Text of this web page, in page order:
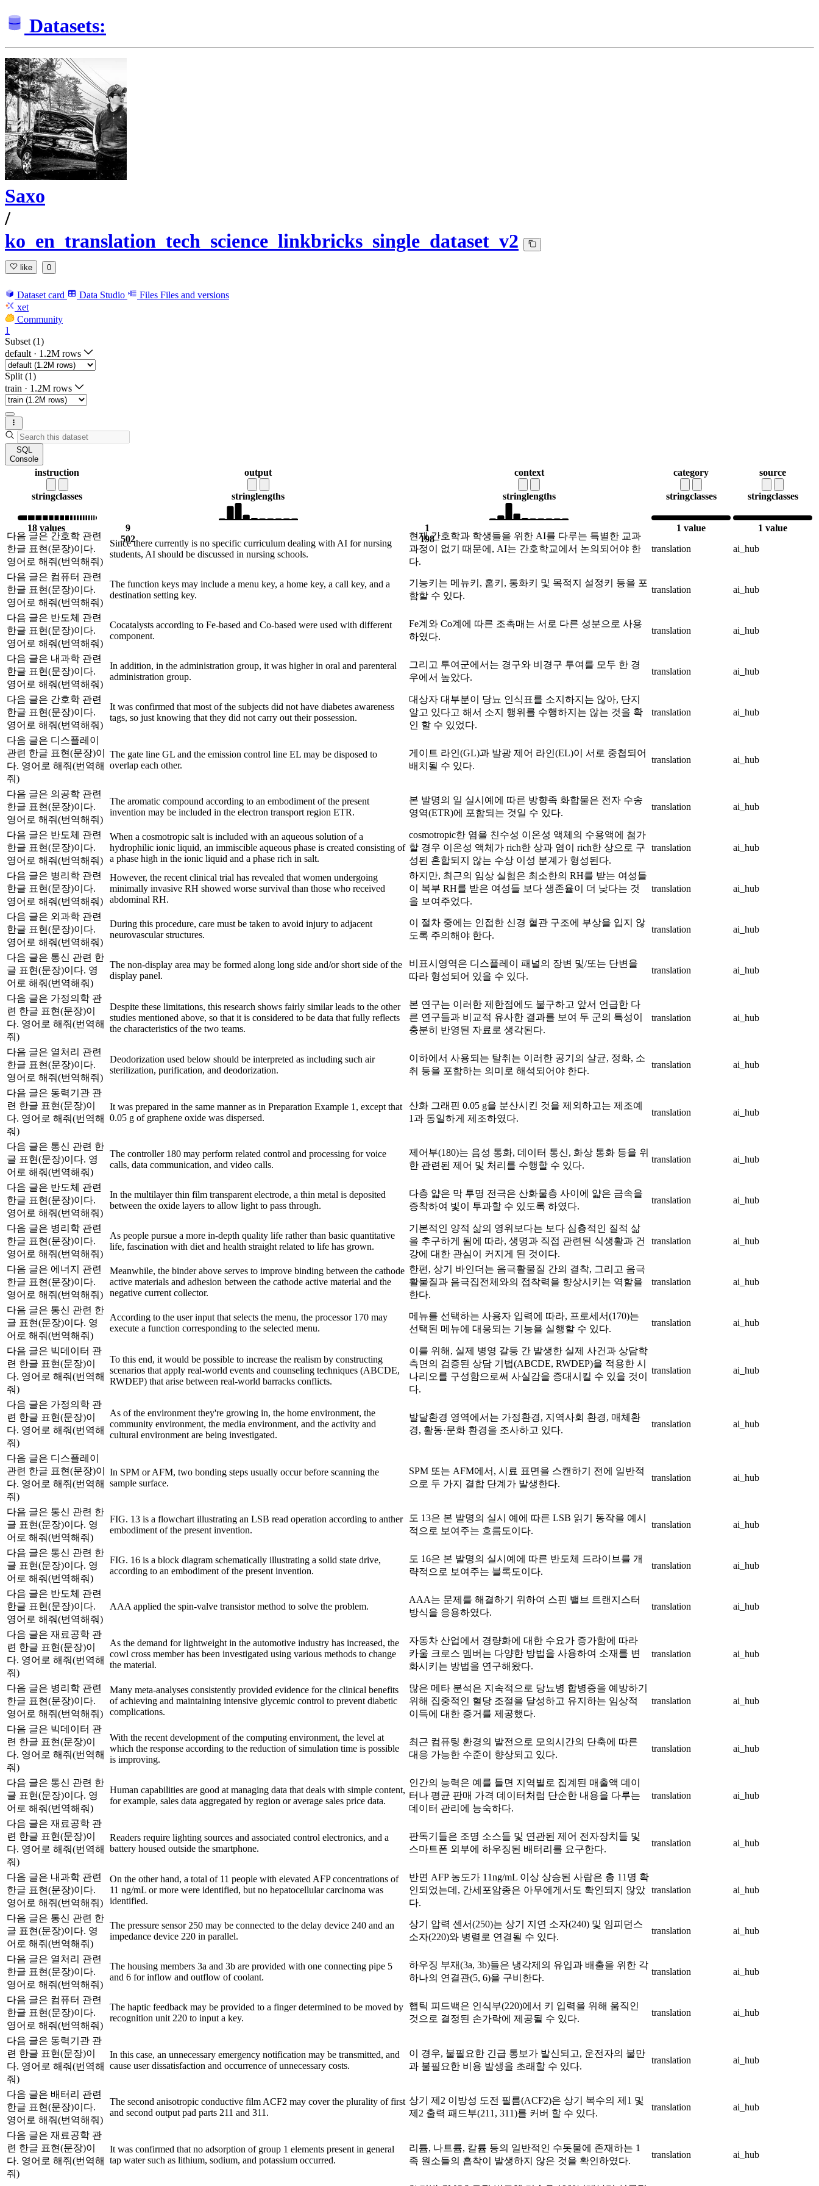
Datasets:
Saxo
/
ko_en_translation_tech_science_linkbricks_single_dataset_v2
like 0
Dataset card Data Studio Files Files and versions
xet
Community
1
Subset (1)
default · 1.2M rows
Split (1)
train · 1.2M rows
SQL
Console
instruction
stringclasses
18 values
output
stringlengths
9
502
context
stringlengths
1
198
category
stringclasses
1 value
source
stringclasses
1 value
다음 글은 간호학 관련
한글 표현(문장)이다.
영어로 해줘(번역해줘)
Since there currently is no specific curriculum dealing with AI for nursing
students, AI should be discussed in nursing schools.
현재 간호학과 학생들을 위한 AI를 다루는 특별한 교과
과정이 없기 때문에, AI는 간호학교에서 논의되어야 한
다.
translation ai_hub
다음 글은 컴퓨터 관련
한글 표현(문장)이다.
영어로 해줘(번역해줘)
The function keys may include a menu key, a home key, a call key, and a
destination setting key.
기능키는 메뉴키, 홈키, 통화키 및 목적지 설정키 등을 포
함할 수 있다.
translation ai_hub
다음 글은 반도체 관련
한글 표현(문장)이다.
영어로 해줘(번역해줘)
Cocatalysts according to Fe-based and Co-based were used with different
component.
Fe계와 Co계에 따른 조촉매는 서로 다른 성분으로 사용
하였다.
translation ai_hub
다음 글은 내과학 관련
한글 표현(문장)이다.
영어로 해줘(번역해줘)
In addition, in the administration group, it was higher in oral and parenteral
administration group.
그리고 투여군에서는 경구와 비경구 투여를 모두 한 경
우에서 높았다.
translation ai_hub
다음 글은 간호학 관련
한글 표현(문장)이다.
영어로 해줘(번역해줘)
It was confirmed that most of the subjects did not have diabetes awareness
tags, so just knowing that they did not carry out their possession.
대상자 대부분이 당뇨 인식표를 소지하지는 않아, 단지
알고 있다고 해서 소지 행위를 수행하지는 않는 것을 확
인 할 수 있었다.
translation ai_hub
다음 글은 디스플레이
관련 한글 표현(문장)이
다. 영어로 해줘(번역해
줘)
The gate line GL and the emission control line EL may be disposed to
overlap each other.
게이트 라인(GL)과 발광 제어 라인(EL)이 서로 중첩되어
배치될 수 있다.
translation ai_hub
다음 글은 의공학 관련
한글 표현(문장)이다.
영어로 해줘(번역해줘)
The aromatic compound according to an embodiment of the present
invention may be included in the electron transport region ETR.
본 발명의 일 실시예에 따른 방향족 화합물은 전자 수송
영역(ETR)에 포함되는 것일 수 있다.
translation ai_hub
다음 글은 반도체 관련
한글 표현(문장)이다.
영어로 해줘(번역해줘)
When a cosmotropic salt is included with an aqueous solution of a
hydrophilic ionic liquid, an immiscible aqueous phase is created consisting of
a phase high in the ionic liquid and a phase rich in salt.
cosmotropic한 염을 친수성 이온성 액체의 수용액에 첨가
할 경우 이온성 액체가 rich한 상과 염이 rich한 상으로 구
성된 혼합되지 않는 수상 이성 분계가 형성된다.
translation ai_hub
다음 글은 병리학 관련
한글 표현(문장)이다.
영어로 해줘(번역해줘)
However, the recent clinical trial has revealed that women undergoing
minimally invasive RH showed worse survival than those who received
abdominal RH.
하지만, 최근의 임상 실험은 최소한의 RH를 받는 여성들
이 복부 RH를 받은 여성들 보다 생존율이 더 낮다는 것
을 보여주었다.
translation ai_hub
다음 글은 외과학 관련
한글 표현(문장)이다.
영어로 해줘(번역해줘)
During this procedure, care must be taken to avoid injury to adjacent
neurovascular structures.
이 절차 중에는 인접한 신경 혈관 구조에 부상을 입지 않
도록 주의해야 한다.
translation ai_hub
다음 글은 통신 관련 한
글 표현(문장)이다. 영
어로 해줘(번역해줘)
The non-display area may be formed along long side and/or short side of the
display panel.
비표시영역은 디스플레이 패널의 장변 및/또는 단변을
따라 형성되어 있을 수 있다.
translation ai_hub
다음 글은 가정의학 관
련 한글 표현(문장)이
다. 영어로 해줘(번역해
줘)
Despite these limitations, this research shows fairly similar leads to the other
studies mentioned above, so that it is considered to be data that fully reflects
the characteristics of the two teams.
본 연구는 이러한 제한점에도 불구하고 앞서 언급한 다
른 연구들과 비교적 유사한 결과를 보여 두 군의 특성이
충분히 반영된 자료로 생각된다.
translation ai_hub
다음 글은 열처리 관련
한글 표현(문장)이다.
영어로 해줘(번역해줘)
Deodorization used below should be interpreted as including such air
sterilization, purification, and deodorization.
이하에서 사용되는 탈취는 이러한 공기의 살균, 정화, 소
취 등을 포함하는 의미로 해석되어야 한다.
translation ai_hub
다음 글은 동력기관 관
련 한글 표현(문장)이
다. 영어로 해줘(번역해
줘)
It was prepared in the same manner as in Preparation Example 1, except that
0.05 g of graphene oxide was dispersed.
산화 그래핀 0.05 g을 분산시킨 것을 제외하고는 제조예
1과 동일하게 제조하였다.
translation ai_hub
다음 글은 통신 관련 한
글 표현(문장)이다. 영
어로 해줘(번역해줘)
The controller 180 may perform related control and processing for voice
calls, data communication, and video calls.
제어부(180)는 음성 통화, 데이터 통신, 화상 통화 등을 위
한 관련된 제어 및 처리를 수행할 수 있다.
translation ai_hub
다음 글은 반도체 관련
한글 표현(문장)이다.
영어로 해줘(번역해줘)
In the multilayer thin film transparent electrode, a thin metal is deposited
between the oxide layers to allow light to pass through.
다층 얇은 막 투명 전극은 산화물층 사이에 얇은 금속을
증착하여 빛이 투과할 수 있도록 하였다.
translation ai_hub
다음 글은 병리학 관련
한글 표현(문장)이다.
영어로 해줘(번역해줘)
As people pursue a more in-depth quality life rather than basic quantitative
life, fascination with diet and health straight related to life has grown.
기본적인 양적 삶의 영위보다는 보다 심층적인 질적 삶
을 추구하게 됨에 따라, 생명과 직접 관련된 식생활과 건
강에 대한 관심이 커지게 된 것이다.
translation ai_hub
다음 글은 에너지 관련
한글 표현(문장)이다.
영어로 해줘(번역해줘)
Meanwhile, the binder above serves to improve binding between the cathode
active materials and adhesion between the cathode active material and the
negative current collector.
한편, 상기 바인더는 음극활물질 간의 결착, 그리고 음극
활물질과 음극집전체와의 접착력을 향상시키는 역할을
한다.
translation ai_hub
다음 글은 통신 관련 한
글 표현(문장)이다. 영
어로 해줘(번역해줘)
According to the user input that selects the menu, the processor 170 may
execute a function corresponding to the selected menu.
메뉴를 선택하는 사용자 입력에 따라, 프로세서(170)는
선택된 메뉴에 대응되는 기능을 실행할 수 있다.
translation ai_hub
다음 글은 빅데이터 관
련 한글 표현(문장)이
다. 영어로 해줘(번역해
줘)
To this end, it would be possible to increase the realism by constructing
scenarios that apply real-world events and counseling techniques (ABCDE,
RWDEP) that arise between real-world barracks conflicts.
이를 위해, 실제 병영 갈등 간 발생한 실제 사건과 상담학
측면의 검증된 상담 기법(ABCDE, RWDEP)을 적용한 시
나리오를 구성함으로써 사실감을 증대시킬 수 있을 것이
다.
translation ai_hub
다음 글은 가정의학 관
련 한글 표현(문장)이
다. 영어로 해줘(번역해
줘)
As of the environment they're growing in, the home environment, the
community environment, the media environment, and the activity and
cultural environment are being investigated.
발달환경 영역에서는 가정환경, 지역사회 환경, 매체환
경, 활동·문화 환경을 조사하고 있다.
translation ai_hub
다음 글은 디스플레이
관련 한글 표현(문장)이
다. 영어로 해줘(번역해
줘)
In SPM or AFM, two bonding steps usually occur before scanning the
sample surface.
SPM 또는 AFM에서, 시료 표면을 스캔하기 전에 일반적
으로 두 가지 결합 단계가 발생한다.
translation ai_hub
다음 글은 통신 관련 한
글 표현(문장)이다. 영
어로 해줘(번역해줘)
FIG. 13 is a flowchart illustrating an LSB read operation according to anther
embodiment of the present invention.
도 13은 본 발명의 실시 예에 따른 LSB 읽기 동작을 예시
적으로 보여주는 흐름도이다.
translation ai_hub
다음 글은 통신 관련 한
글 표현(문장)이다. 영
어로 해줘(번역해줘)
FIG. 16 is a block diagram schematically illustrating a solid state drive,
according to an embodiment of the present invention.
도 16은 본 발명의 실시예에 따른 반도체 드라이브를 개
략적으로 보여주는 블록도이다.
translation ai_hub
다음 글은 반도체 관련
한글 표현(문장)이다.
영어로 해줘(번역해줘)
AAA applied the spin-valve transistor method to solve the problem.
AAA는 문제를 해결하기 위하여 스핀 밸브 트랜지스터
방식을 응용하였다.
translation ai_hub
다음 글은 재료공학 관
련 한글 표현(문장)이
다. 영어로 해줘(번역해
줘)
As the demand for lightweight in the automotive industry has increased, the
cowl cross member has been investigated using various methods to change
the material.
자동차 산업에서 경량화에 대한 수요가 증가함에 따라
카울 크로스 멤버는 다양한 방법을 사용하여 소재를 변
화시키는 방법을 연구해왔다.
translation ai_hub
다음 글은 병리학 관련
한글 표현(문장)이다.
영어로 해줘(번역해줘)
Many meta-analyses consistently provided evidence for the clinical benefits
of achieving and maintaining intensive glycemic control to prevent diabetic
complications.
많은 메타 분석은 지속적으로 당뇨병 합병증을 예방하기
위해 집중적인 혈당 조절을 달성하고 유지하는 임상적
이득에 대한 증거를 제공했다.
translation ai_hub
다음 글은 빅데이터 관
련 한글 표현(문장)이
다. 영어로 해줘(번역해
줘)
With the recent development of the computing environment, the level at
which the response according to the reduction of simulation time is possible
is improving.
최근 컴퓨팅 환경의 발전으로 모의시간의 단축에 따른
대응 가능한 수준이 향상되고 있다.
translation ai_hub
다음 글은 통신 관련 한
글 표현(문장)이다. 영
어로 해줘(번역해줘)
Human capabilities are good at managing data that deals with simple content,
for example, sales data aggregated by region or average sales price data.
인간의 능력은 예를 들면 지역별로 집계된 매출액 데이
터나 평균 판매 가격 데이터처럼 단순한 내용을 다루는
데이터 관리에 능숙하다.
translation ai_hub
다음 글은 재료공학 관
련 한글 표현(문장)이
다. 영어로 해줘(번역해
줘)
Readers require lighting sources and associated control electronics, and a
battery housed outside the smartphone.
판독기들은 조명 소스들 및 연관된 제어 전자장치들 및
스마트폰 외부에 하우징된 배터리를 요구한다.
translation ai_hub
다음 글은 내과학 관련
한글 표현(문장)이다.
영어로 해줘(번역해줘)
On the other hand, a total of 11 people with elevated AFP concentrations of
11 ng/mL or more were identified, but no hepatocellular carcinoma was
identified.
반면 AFP 농도가 11ng/mL 이상 상승된 사람은 총 11명 확
인되었는데, 간세포암종은 아무에게서도 확인되지 않았
다.
translation ai_hub
다음 글은 통신 관련 한
글 표현(문장)이다. 영
어로 해줘(번역해줘)
The pressure sensor 250 may be connected to the delay device 240 and an
impedance device 220 in parallel.
상기 압력 센서(250)는 상기 지연 소자(240) 및 임피던스
소자(220)와 병렬로 연결될 수 있다.
translation ai_hub
다음 글은 열처리 관련
한글 표현(문장)이다.
영어로 해줘(번역해줘)
The housing members 3a and 3b are provided with one connecting pipe 5
and 6 for inflow and outflow of coolant.
하우징 부재(3a, 3b)들은 냉각제의 유입과 배출을 위한 각
하나의 연결관(5, 6)을 구비한다.
translation ai_hub
다음 글은 컴퓨터 관련
한글 표현(문장)이다.
영어로 해줘(번역해줘)
The haptic feedback may be provided to a finger determined to be moved by
recognition unit 220 to input a key.
햅틱 피드백은 인식부(220)에서 키 입력을 위해 움직인
것으로 결정된 손가락에 제공될 수 있다.
translation ai_hub
다음 글은 동력기관 관
련 한글 표현(문장)이
다. 영어로 해줘(번역해
줘)
In this case, an unnecessary emergency notification may be transmitted, and
cause user dissatisfaction and occurrence of unnecessary costs.
이 경우, 불필요한 긴급 통보가 발신되고, 운전자의 불만
과 불필요한 비용 발생을 초래할 수 있다.
translation ai_hub
다음 글은 배터리 관련
한글 표현(문장)이다.
영어로 해줘(번역해줘)
The second anisotropic conductive film ACF2 may cover the plurality of first
and second output pad parts 211 and 311.
상기 제2 이방성 도전 필름(ACF2)은 상기 복수의 제1 및
제2 출력 패드부(211, 311)를 커버 할 수 있다.
translation ai_hub
다음 글은 재료공학 관
련 한글 표현(문장)이
다. 영어로 해줘(번역해
줘)
It was confirmed that no adsorption of group 1 elements present in general
tap water such as lithium, sodium, and potassium occurred.
리튬, 나트륨, 칼륨 등의 일반적인 수돗물에 존재하는 1
족 원소들의 흡착이 발생하지 않은 것을 확인하였다.
translation ai_hub